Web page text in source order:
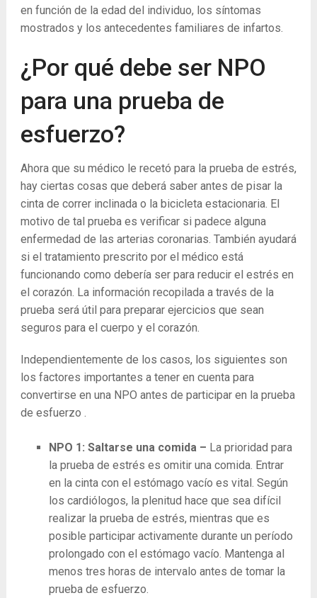
en función de la edad del individuo, los síntomas
mostrados y los antecedentes familiares de infartos.
¿Por qué debe ser NPO
para una prueba de
esfuerzo?
Ahora que su médico le recetó para la prueba de estrés,
hay ciertas cosas que deberá saber antes de pisar la
cinta de correr inclinada o la bicicleta estacionaria. El
motivo de tal prueba es verificar si padece alguna
enfermedad de las arterias coronarias. También ayudará
si el tratamiento prescrito por el médico está
funcionando como debería ser para reducir el estrés en
el corazón. La información recopilada a través de la
prueba será útil para preparar ejercicios que sean
seguros para el cuerpo y el corazón.
Independientemente de los casos, los siguientes son
los factores importantes a tener en cuenta para
convertirse en una NPO antes de participar en la prueba
de esfuerzo .
NPO 1: Saltarse una comida – La prioridad para
la prueba de estrés es omitir una comida. Entrar
en la cinta con el estómago vacío es vital. Según
los cardiólogos, la plenitud hace que sea difícil
realizar la prueba de estrés, mientras que es
posible participar activamente durante un período
prolongado con el estómago vacío. Mantenga al
menos tres horas de intervalo antes de tomar la
prueba de esfuerzo.